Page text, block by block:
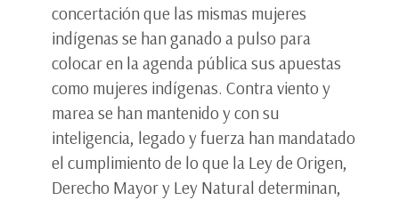
concertación que las mismas mujeres
indígenas se han ganado a pulso para
colocar en la agenda pública sus apuestas
como mujeres indígenas. Contra viento y
marea se han mantenido y con su
inteligencia, legado y fuerza han mandatado
el cumplimiento de lo que la Ley de Origen,
Derecho Mayor y Ley Natural determinan,